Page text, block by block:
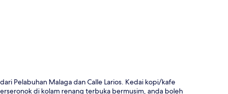
Pelabuhan Malaga dan Calle Larios. Kedai kopi/kafe
di kolam renang terbuka bermusim, anda boleh